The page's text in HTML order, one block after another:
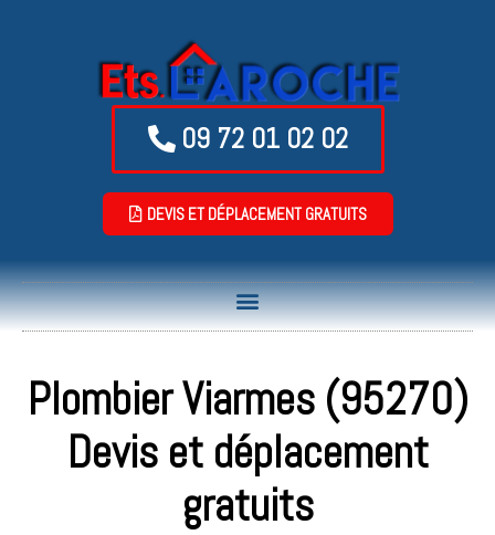
09 72 01 02 02
DEVIS ET DÉPLACEMENT GRATUITS
Plombier Viarmes (95270)
Devis et déplacement
gratuits